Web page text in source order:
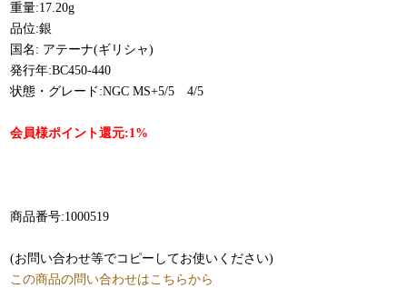
重量:17.20g
品位:銀
国名: アテーナ(ギリシャ)
発行年:BC450-440
状態・グレード:NGC MS+5/5 4/5
会員様ポイント還元:1%
商品番号:1000519
(お問い合わせ等でコピーしてお使いください)
この商品の問い合わせはこちらから